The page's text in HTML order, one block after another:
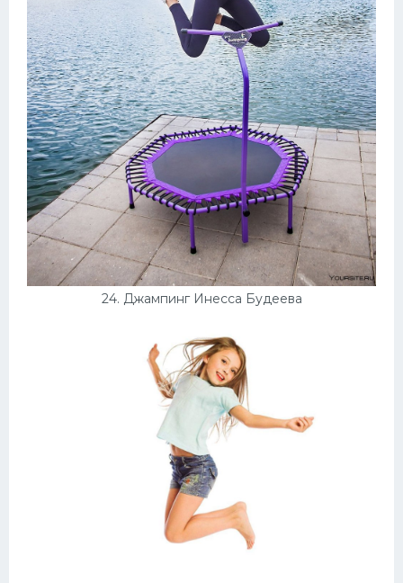
24. Джампинг Инесса Будеева